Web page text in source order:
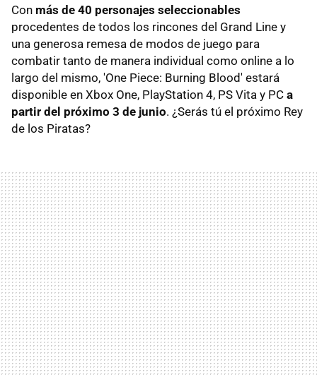
Con más de 40 personajes seleccionables
procedentes de todos los rincones del Grand Line y
una generosa remesa de modos de juego para
combatir tanto de manera individual como online a lo
largo del mismo, 'One Piece: Burning Blood' estará
disponible en Xbox One, PlayStation 4, PS Vita y PC a
partir del próximo 3 de junio. ¿Serás tú el próximo Rey
de los Piratas?